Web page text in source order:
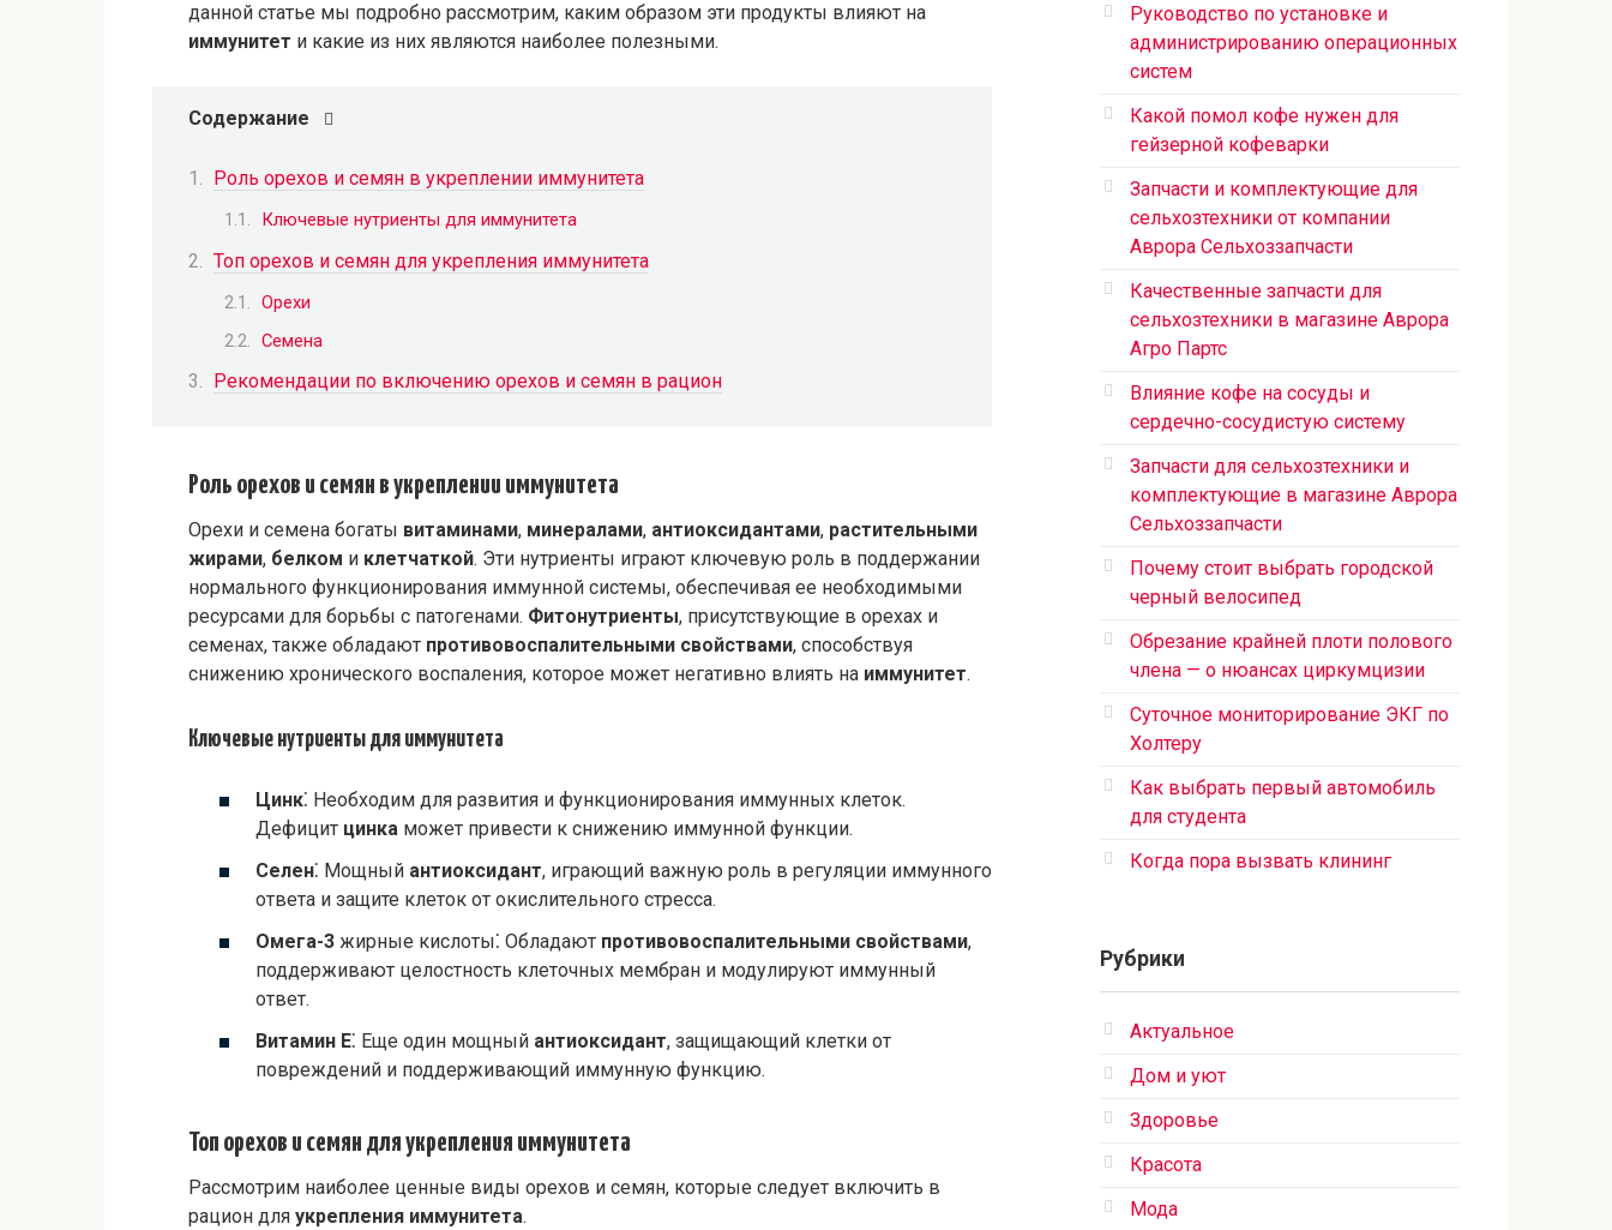
данной статье мы подробно рассмотрим, каким образом эти продукты влияют на
иммунитет и какие из них являются наиболее полезными.
Содержание
Роль орехов и семян в укреплении иммунитета
Ключевые нутриенты для иммунитета
Топ орехов и семян для укрепления иммунитета
Орехи
Семена
Рекомендации по включению орехов и семян в рацион
Роль орехов и семян в укреплении иммунитета
Орехи и семена богаты витаминами, минералами, антиоксидантами, растительными
жирами, белком и клетчаткой. Эти нутриенты играют ключевую роль в поддержании
нормального функционирования иммунной системы, обеспечивая ее необходимыми
ресурсами для борьбы с патогенами. Фитонутриенты, присутствующие в орехах и
семенах, также обладают противовоспалительными свойствами, способствуя
снижению хронического воспаления, которое может негативно влиять на иммунитет.
Ключевые нутриенты для иммунитета
Цинк⁚ Необходим для развития и функционирования иммунных клеток.
Дефицит цинка может привести к снижению иммунной функции.
Селен⁚ Мощный антиоксидант, играющий важную роль в регуляции иммунного
ответа и защите клеток от окислительного стресса.
Омега-3 жирные кислоты⁚ Обладают противовоспалительными свойствами,
поддерживают целостность клеточных мембран и модулируют иммунный
ответ.
Витамин Е⁚ Еще один мощный антиоксидант, защищающий клетки от
повреждений и поддерживающий иммунную функцию.
Топ орехов и семян для укрепления иммунитета
Рассмотрим наиболее ценные виды орехов и семян, которые следует включить в
рацион для укрепления иммунитета.
Руководство по установке и
администрированию операционных
систем
Какой помол кофе нужен для
гейзерной кофеварки
Запчасти и комплектующие для
сельхозтехники от компании
Аврора Сельхоззапчасти
Качественные запчасти для
сельхозтехники в магазине Аврора
Агро Партс
Влияние кофе на сосуды и
сердечно-сосудистую систему
Запчасти для сельхозтехники и
комплектующие в магазине Аврора
Сельхоззапчасти
Почему стоит выбрать городской
черный велосипед
Обрезание крайней плоти полового
члена — о нюансах циркумцизии
Суточное мониторирование ЭКГ по
Холтеру
Как выбрать первый автомобиль
для студента
Когда пора вызвать клининг
Рубрики
Актуальное
Дом и уют
Здоровье
Красота
Мода